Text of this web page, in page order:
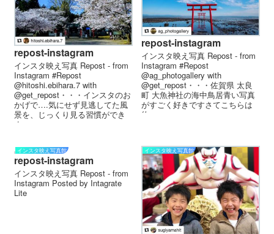
repost-instagram
インスタ映え写真 Repost - from
Instagram #Repost
@hitoshi.ebihara.7 with
@get_repost・・・インスタのお
かげで….気にせず見逃してた風
景を、じっくり見る習慣ができ
ま...
repost-instagram
インスタ映え写真 Repost - from
Instagram #Repost
@ag_photogallery with
@get_repost・・・佐賀県 太良
町 大魚神社の海中鳥居︎青い写真
がすごく好きです︎さてこちらは
約...
インスタ映え写真館
repost-instagram
インスタ映え写真 Repost - from
Instagram Posted by Intagrate
Lite
インスタ映え写真館